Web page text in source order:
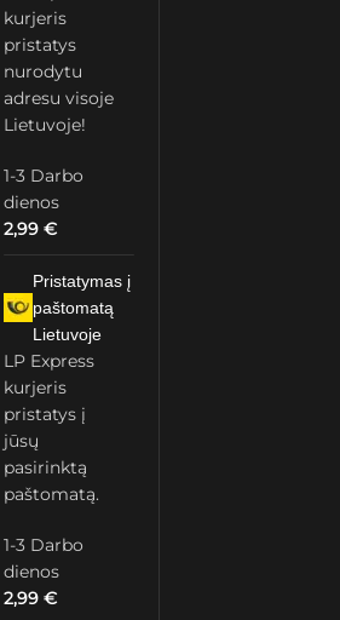
kurjeris
pristatys
nurodytu
adresu visoje
Lietuvoje!
1-3 Darbo
dienos
2,99€
Pristatymas į
paštomatą
Lietuvoje
LP Express
kurjeris
pristatys į
jūsų
pasirinktą
paštomatą.
1-3 Darbo
dienos
2,99€